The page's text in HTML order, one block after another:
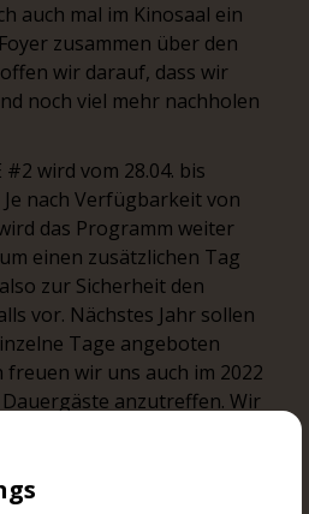
auch mal im Kinosaal ein
zusammen über den
wir darauf, dass wir
noch viel mehr nachholen
#2 wird vom 28.04. bis
nach Verfügbarkeit von
das Programm weiter
einen zusätzlichen Tag
zur Sicherheit den
vor. Nächstes Jahr sollen
Tage angeboten
wir uns auch im 2022
anzutreffen. Wir
ins neue Zeitalter des